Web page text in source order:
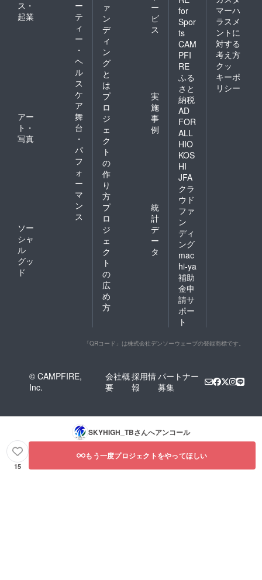
ス・
起業
ー
テ
ィ
ー
・
ヘ
ル
ス
ケ
ア
アー
ト・
写真
舞
台
・
パ
フ
ォ
ー
マ
ン
ス
ソー
シャ
ル
グッ
ド
ァ
ン
デ
ィ
ン
グ
と
は
ー
ビ
ス
プ
ロ
ジ
ェ
ク
ト
の
作
り
方
実
施
事
例
プ
ロ
ジ
ェ
ク
ト
の
広
め
方
統
計
デ
ー
タ
for
Spor
ts
CAM
PFI
RE
ふる
さと
納税
AD
FOR
ALL
HIO
KOS
HI
JFA
クラ
ウド
ファ
ン
ディ
ング
mac
hi-ya
補助
金申
請サ
ポー
ト
マーハ
ラスメ
ントに
対する
考え方
クッ
キーポ
リシー
「QRコード」は株式会社デンソーウェーブの登録商標です。
© CAMPFIRE,
Inc.
会社概
要
採用情
報
パートナー
募集
SKYHIGH_TBさんへアンコール
15
もう一度プロジェクトをやってほしい